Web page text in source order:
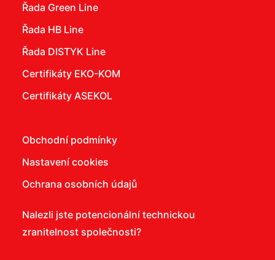
Řada Green Line
Řada HB Line
Řada DISTYK Line
Certifikáty EKO-KOM
Certifikáty ASEKOL
Obchodní podmínky
Nastavení cookies
Ochrana osobních údajů
Nalezli jste potencionální technickou
zranitelnost společnosti?